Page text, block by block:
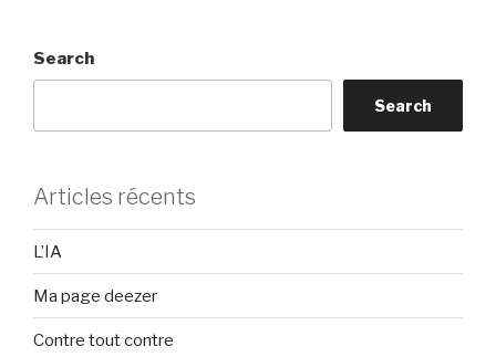
Search
Search
Articles récents
L’IA
Ma page deezer
Contre tout contre